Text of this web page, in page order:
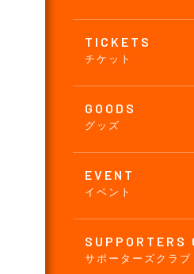
TICKETS
チケット
GOODS
グッズ
EVENT
イベント
SUPPORTERS
サポーターズクラブ